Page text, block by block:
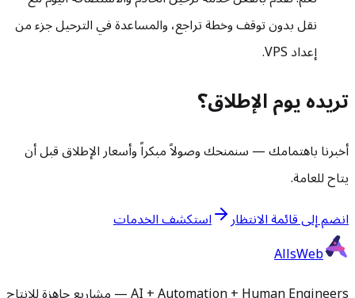
نقل بدون توقف وخطة تراجع، والمساعدة في الترحيل جزء من
إعداد VPS.
تريده يوم الإطلاق؟
أخبرنا باهتمامك — سنمنحك وصولاً مبكراً وأسعار الإطلاق قبل أن
يتاح للعامة.
انضم إلى قائمة الانتظار
استكشف الخدمات
AllsWeb